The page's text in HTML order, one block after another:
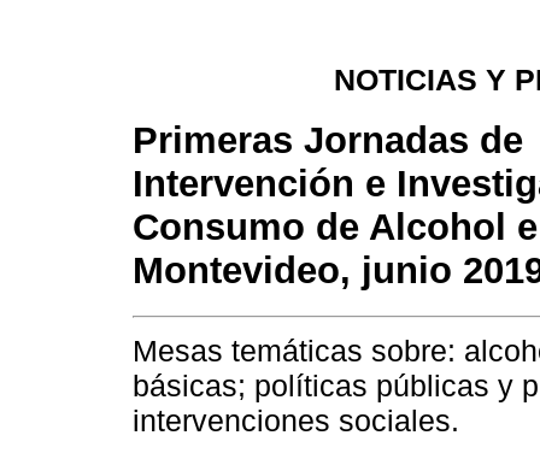
NOTICIAS Y
Primeras Jornadas de
Intervención e
Consumo de Alcohol
Montevideo, junio
Mesas temáticas sobre:
básicas; políticas públicas y
intervenciones sociales.